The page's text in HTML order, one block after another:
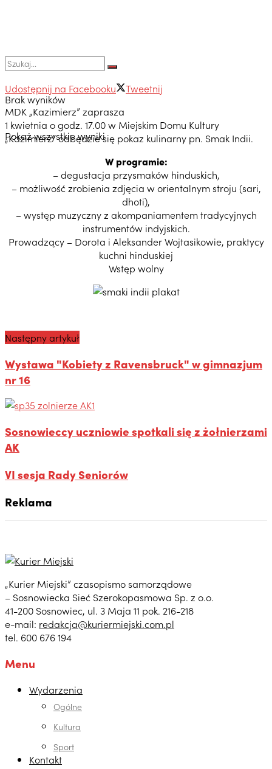
Brak wyników
Pokaż wszystkie wyniki
Udostępnij na Facebooku
Tweetnij
MDK „Kazimierz” zaprasza
1 kwietnia o godz. 17.00 w Miejskim Domu Kultury
„Kazimierz” odbędzie się pokaz kulinarny pn. Smak Indii.
W programie:
– degustacja przysmaków hinduskich,
– możliwość zrobienia zdjęcia w orientalnym stroju (sari,
dhoti),
– występ muzyczny z akompaniamentem tradycyjnych
instrumentów indyjskich.
Prowadzący – Dorota i Aleksander Wojtasikowie, praktycy
kuchni hinduskiej
Wstęp wolny
Następny artykuł
Wystawa "Kobiety z Ravensbruck" w gimnazjum
nr 16
Sosnowieccy uczniowie spotkali się z żołnierzami
AK
VI sesja Rady Seniorów
Reklama
„Kurier Miejski” czasopismo samorządowe
– Sosnowiecka Sieć Szerokopasmowa Sp. z o.o.
41-200 Sosnowiec, ul. 3 Maja 11 pok. 216-218
e-mail: redakcja@kuriermiejski.com.pl
tel. 600 676 194
Menu
Wydarzenia
Ogólne
Kultura
Sport
Kontakt